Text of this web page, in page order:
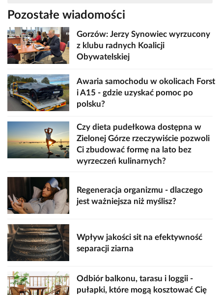
Pozostałe wiadomości
Gorzów: Jerzy Synowiec wyrzucony
z klubu radnych Koalicji
Obywatelskiej
Awaria samochodu w okolicach Forst
i A15 - gdzie uzyskać pomoc po
polsku?
Czy dieta pudełkowa dostępna w
Zielonej Górze rzeczywiście pozwoli
Ci zbudować formę na lato bez
wyrzeczeń kulinarnych?
Regeneracja organizmu - dlaczego
jest ważniejsza niż myślisz?
Wpływ jakości sit na efektywność
separacji ziarna
Odbiór balkonu, tarasu i loggii -
pułapki, które mogą kosztować Cię